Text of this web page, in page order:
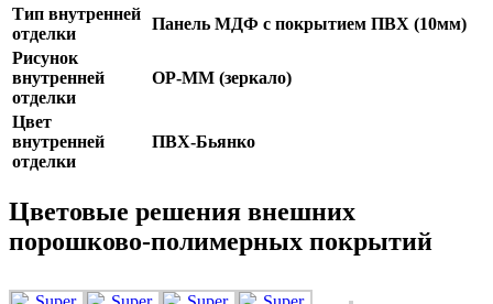
Тип внутренней
отделки
Панель МДФ с покрытием ПВХ (10мм)
Рисунок
внутренней
отделки
OP-MM (зеркало)
Цвет
внутренней
отделки
ПВХ-Бьянко
Цветовые решения внешних
порошково-полимерных покрытий